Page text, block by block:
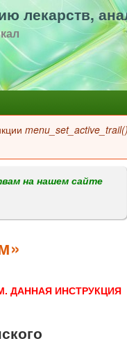
лекарств,
menu_set_active_trail()
на нашем сайте
ДАННАЯ ИНСТРУКЦИЯ